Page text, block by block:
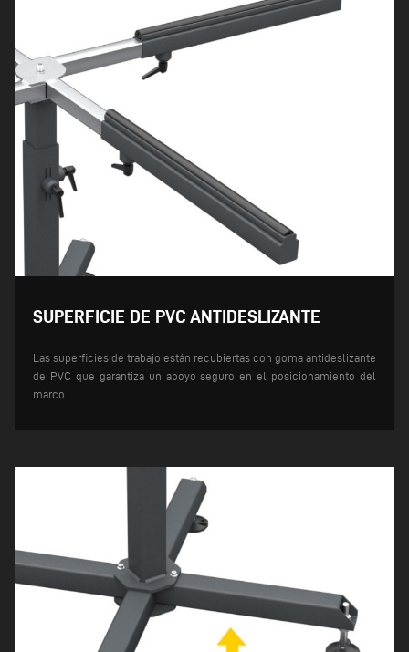
SUPERFICIE DE PVC ANTIDESLIZANTE
Las superficies de trabajo están recubiertas con goma antideslizante
de PVC que garantiza un apoyo seguro en el posicionamiento del
marco.